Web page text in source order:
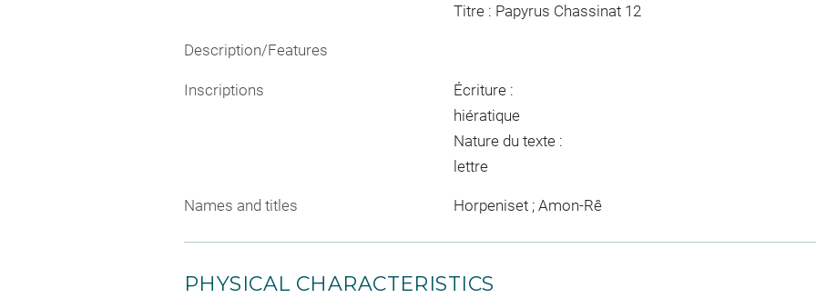
Titre : Papyrus Chassinat 12
Description/Features
Inscriptions
Écriture :
hiératique
Nature du texte :
lettre
Names and titles Horpeniset ; Amon-Rê
PHYSICAL CHARACTERISTICS